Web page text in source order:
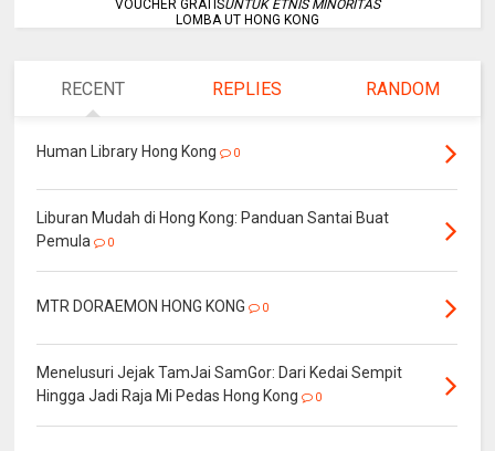
VOUCHER GRATISUNTUK ETNIS MINORITAS
LOMBA UT HONG KONG
RECENT REPLIES RANDOM
Human Library Hong Kong 0
Liburan Mudah di Hong Kong: Panduan Santai Buat
Pemula
0
MTR DORAEMON HONG KONG 0
Menelusuri Jejak TamJai SamGor: Dari Kedai Sempit
Hingga Jadi Raja Mi Pedas Hong Kong
0